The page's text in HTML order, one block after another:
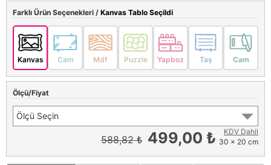
Farklı Ürün Seçenekleri / Kanvas Tablo Seçildi
Kanvas Cam Mdf Puzzle Yapboz Taş Cam
Ölçü/Fiyat
Ölçü Seçin
588,82 ₺ 499,00 ₺
KDV Dahil
30 x 20 cm